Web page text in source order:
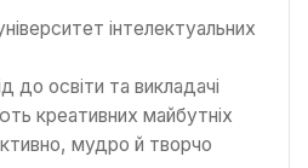
до освіти та викладачі
креативних майбутніх
мудро й творчо